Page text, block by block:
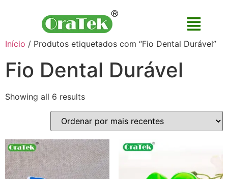
Início / Produtos etiquetados com “Fio Dental Durável”
Fio Dental Durável
Showing all 6 results